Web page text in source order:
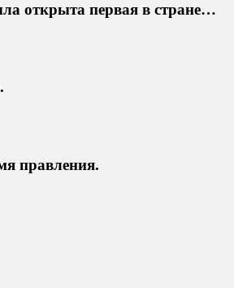
открыта первая в стране…
правления.